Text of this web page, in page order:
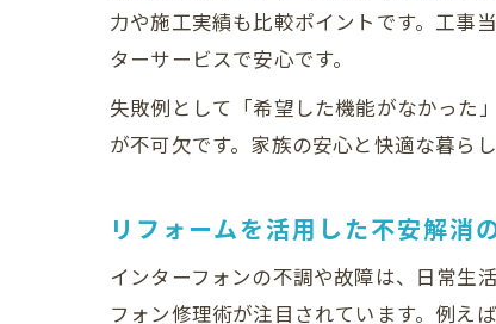
力や施工実績も比較ポイントです。工事
ターサービスで安心です。
失敗例として「希望した機能がなかった
が不可欠です。家族の安心と快適な暮ら
リフォームを活用した不安解消
インターフォンの不調や故障は、日常生
フォン修理術が注目されています。例え